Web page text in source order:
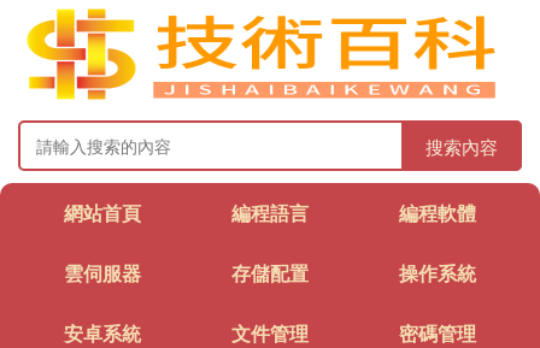
搜索內容
網站首頁 編程語言 編程軟體
雲伺服器 存儲配置 操作系統
安卓系統 文件管理 密碼管理